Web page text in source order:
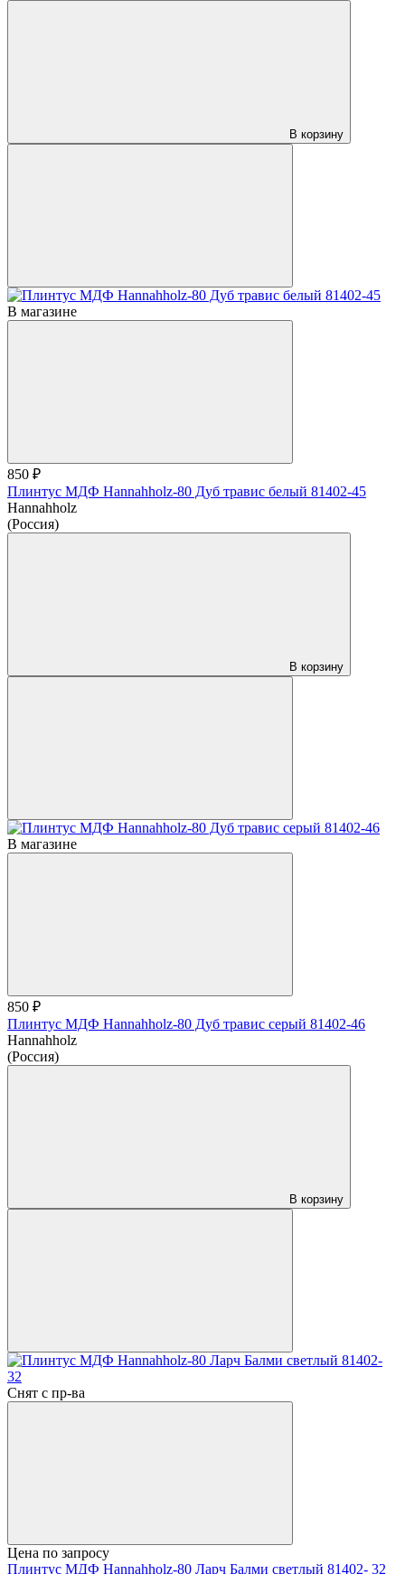
В корзину
В магазине
850 ₽
Плинтус МДФ Hannahholz-80 Дуб травис белый 81402-45
Hannahholz
(Россия)
В корзину
В магазине
850 ₽
Плинтус МДФ Hannahholz-80 Дуб травис серый 81402-46
Hannahholz
(Россия)
В корзину
Снят с пр-ва
Цена по запросу
Плинтус МДФ Hannahholz-80 Ларч Балми светлый 81402- 32